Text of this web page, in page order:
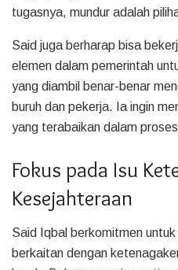
tugasnya, mundur adalah
Said juga berharap bisa
elemen dalam pemerintah
yang diambil benar-benar
buruh dan pekerja. Ia ingin
yang terabaikan dalam
Fokus pada Isu
Kesejahteraan
Said Iqbal berkomitmen
berkaitan dengan